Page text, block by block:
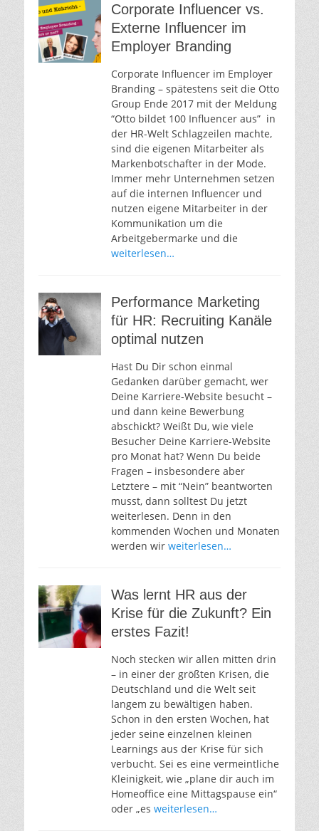
Corporate Influencer vs.
Externe Influencer im
Employer Branding
Corporate Influencer im Employer
Branding – spätestens seit die Otto
Group Ende 2017 mit der Meldung
“Otto bildet 100 Influencer aus” in
der HR-Welt Schlagzeilen machte,
sind die eigenen Mitarbeiter als
Markenbotschafter in der Mode.
Immer mehr Unternehmen setzen
auf die internen Influencer und
nutzen eigene Mitarbeiter in der
Kommunikation um die
Arbeitgebermarke und die
weiterlesen…
Performance Marketing
für HR: Recruiting Kanäle
optimal nutzen
Hast Du Dir schon einmal
Gedanken darüber gemacht, wer
Deine Karriere-Website besucht –
und dann keine Bewerbung
abschickt? Weißt Du, wie viele
Besucher Deine Karriere-Website
pro Monat hat? Wenn Du beide
Fragen – insbesondere aber
Letztere – mit “Nein” beantworten
musst, dann solltest Du jetzt
weiterlesen. Denn in den
kommenden Wochen und Monaten
werden wir weiterlesen…
Was lernt HR aus der
Krise für die Zukunft? Ein
erstes Fazit!
Noch stecken wir allen mitten drin
– in einer der größten Krisen, die
Deutschland und die Welt seit
langem zu bewältigen haben.
Schon in den ersten Wochen, hat
jeder seine einzelnen kleinen
Learnings aus der Krise für sich
verbucht. Sei es eine vermeintliche
Kleinigkeit, wie „plane dir auch im
Homeoffice eine Mittagspause ein“
oder „es weiterlesen…